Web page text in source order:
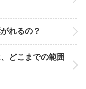
れるの？
どこまでの範囲